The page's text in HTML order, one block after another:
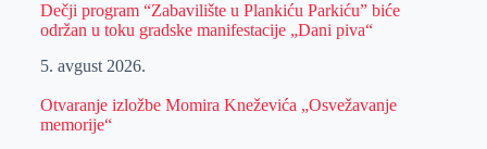
Dečji program “Zabavilište u Plankiću Parkiću” biće
održan u toku gradske manifestacije „Dani piva“
5. avgust 2026.
Otvaranje izložbe Momira Kneževića „Osvežavanje
memorije“